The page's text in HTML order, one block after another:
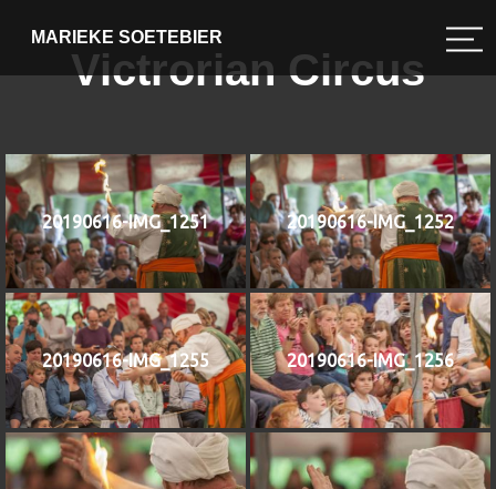
MARIEKE SOETEBIER
Victrorian Circus
20190616-IMG_1251 20190616-IMG_1252
20190616-IMG_1255 20190616-IMG_1256